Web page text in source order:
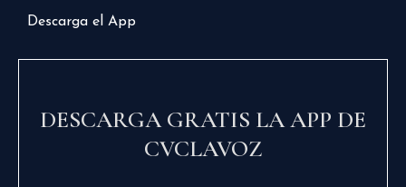
Descarga el App
DESCARGA GRATIS LA APP DE
CVCLAVOZ